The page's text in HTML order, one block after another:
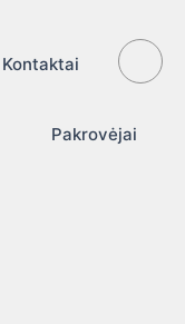
Kontaktai
Pakrovėjai